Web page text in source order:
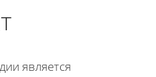
является